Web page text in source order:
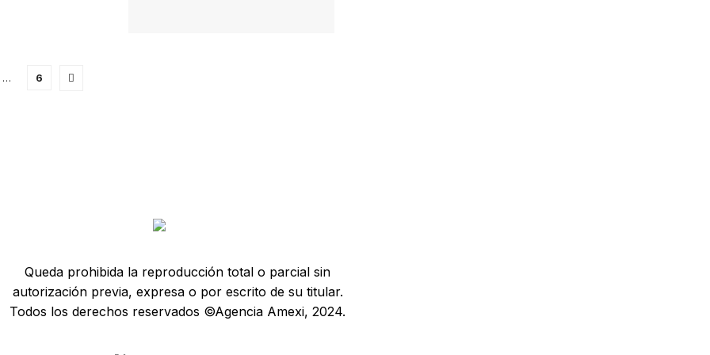
… 6
Queda prohibida la reproducción total o parcial sin
autorización previa, expresa o por escrito de su titular.
Todos los derechos reservados ©Agencia Amexi, 2024.